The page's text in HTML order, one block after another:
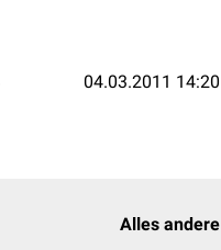
04.03.2011 14:20
Alles andere